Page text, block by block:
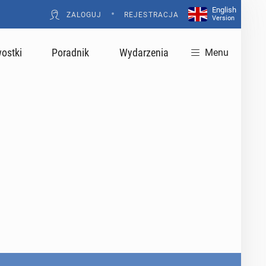
ZALOGUJ • REJESTRACJA
English
Version
Poradnik Wydarzenia Menu